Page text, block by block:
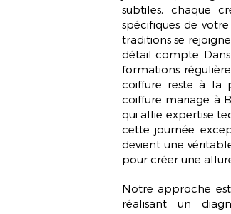
subtiles, chaque
spécifiques de
traditions se
détail compte.
formations
coiffure reste à la
coiffure mariage à
qui allie expertise
cette journée
devient une
pour créer une
Notre approche
réalisant un